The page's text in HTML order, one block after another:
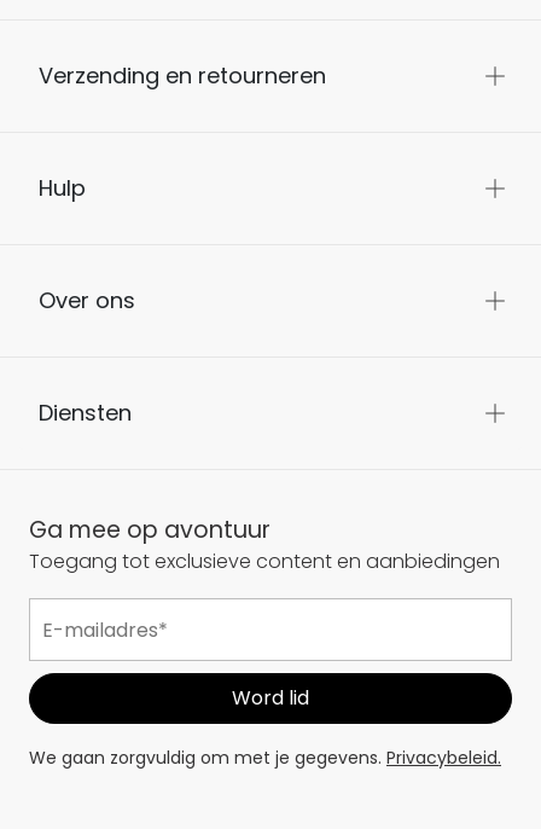
Verzending en retourneren
Hulp
Over ons
Diensten
Ga mee op avontuur
Toegang tot exclusieve content en aanbiedingen
We gaan zorgvuldig om met je gegevens. Privacybeleid.